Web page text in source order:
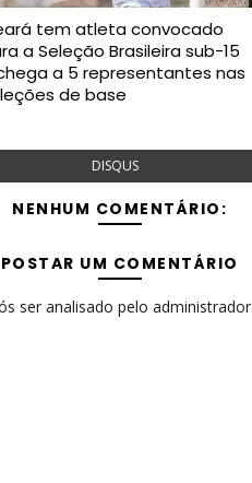
tem atleta convocado
a Seleção Brasileira sub-15
a 5 representantes nas
de base
DISQUS
NENHUM COMENTÁRIO:
POSTAR UM COMENTÁRIO
ser analisado pelo administrador